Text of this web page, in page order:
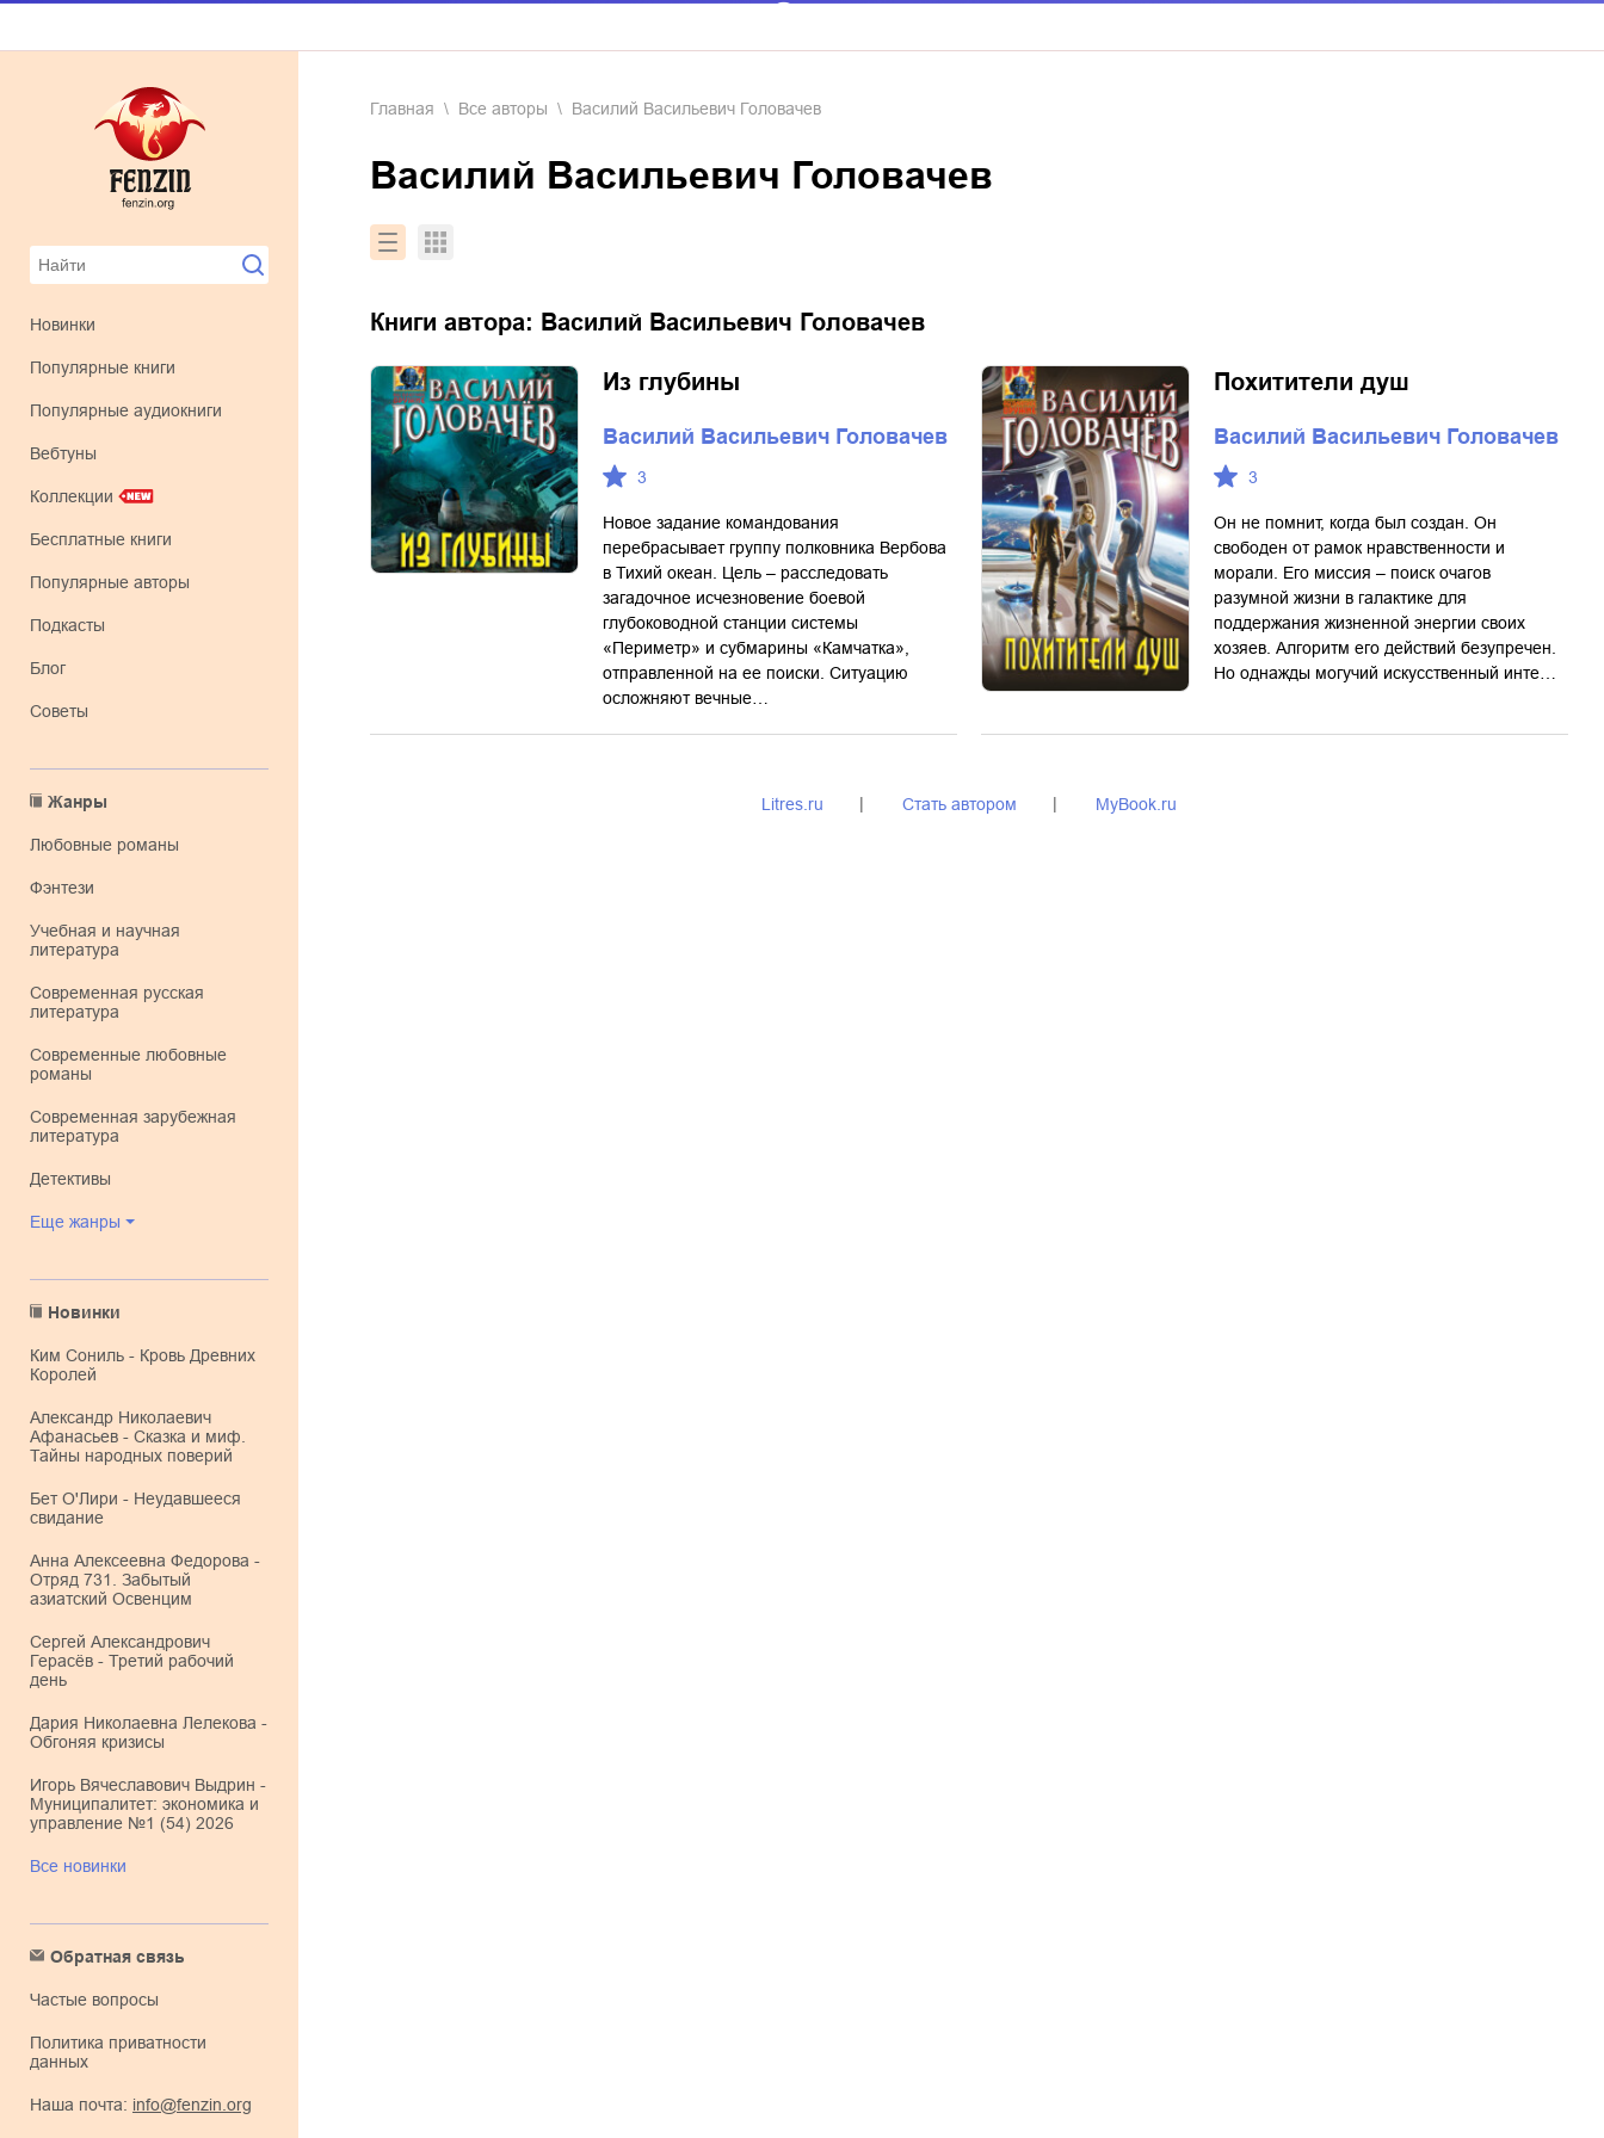
Новинки
Популярные книги
Популярные аудиокниги
Вебтуны
Коллекции
Бесплатные книги
Популярные авторы
Подкасты
Блог
Советы
Жанры
любовные романы
фэнтези
учебная и научная
литература
современная русская
литература
современные любовные
романы
современная зарубежная
литература
детективы
Еще жанры
Новинки
Ким Сониль - Кровь Древних
Королей
Александр Николаевич
Афанасьев - Сказка и миф.
Тайны народных поверий
Бет О'Лири - Неудавшееся
свидание
Анна Алексеевна Федорова -
Отряд 731. Забытый
азиатский Освенцим
Сергей Александрович
Герасёв - Третий рабочий
день
Дария Николаевна Лелекова -
Обгоняя кризисы
Игорь Вячеславович Выдрин -
Муниципалитет: экономика и
управление №1 (54) 2026
Все новинки
Обратная связь
Частые вопросы
Политика приватности
данных
Наша почта: info@fenzin.org
Главная Все авторы Василий Васильевич Головачев
Василий Васильевич Головачев
Книги автора: Василий Васильевич Головачев
Из глубины
Василий Васильевич Головачев
3
Новое задание командования
перебрасывает группу полковника Вербова
в Тихий океан. Цель – расследовать
загадочное исчезновение боевой
глубоководной станции системы
«Периметр» и субмарины «Камчатка»,
отправленной на ее поиски. Ситуацию
осложняют вечные…
Похитители душ
Василий Васильевич Головачев
3
Он не помнит, когда был создан. Он
свободен от рамок нравственности и
морали. Его миссия – поиск очагов
разумной жизни в галактике для
поддержания жизненной энергии своих
хозяев. Алгоритм его действий безупречен.
Но однажды могучий искусственный инте…
Litres.ru Стать автором MyBook.ru